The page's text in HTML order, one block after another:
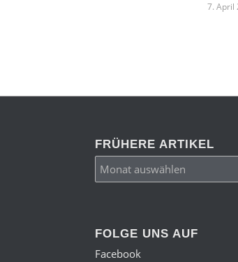
7. April
FRÜHERE ARTIKEL
FOLGE UNS AUF
Facebook